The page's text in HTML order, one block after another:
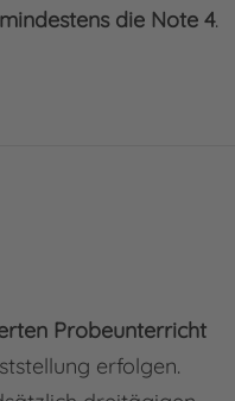
die Note 4.
Probeunterricht
erfolgen.